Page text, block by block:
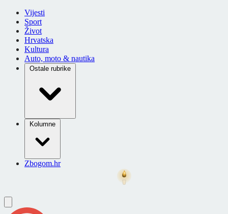
Vijesti
Sport
Život
Hrvatska
Kultura
Auto, moto & nautika
Ostale rubrike
Kolumne
Zbogom.hr